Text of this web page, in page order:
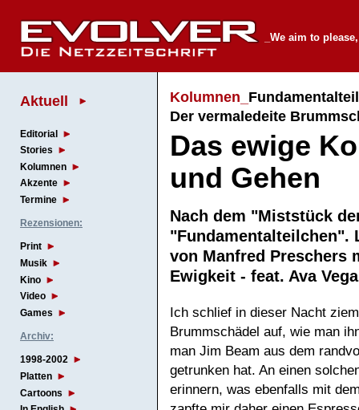
_We aim to
Aktuell
Editorial
Stories
Kolumnen
Akzente
Termine
Rezensionen:
Print
Musik
Kino
Video
Games
Archiv:
1998-2002
Platten
Cartoons
Kolumnen_
Der vermaledeite
Das ewige
und Gehen
Nach dem "Miststück
"Fundamentalteilchen".
von Manfred Preschers
Ewigkeit - feat. Ava
Ich schlief in dieser Nacht
Brummschädel auf, wie man
man Jim Beam aus dem
getrunken hat. An einen
erinnern, was ebenfalls mit